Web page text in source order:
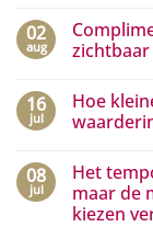
op
Niet
elke
hoeft
jouw
droom
02
aug
op
Complimenten
aan
het
positieve
zichtbaar
maken
16
jul
Hoe
op
Hoe
kleine
gebaren
08
jul
Het
maar de
kiezen